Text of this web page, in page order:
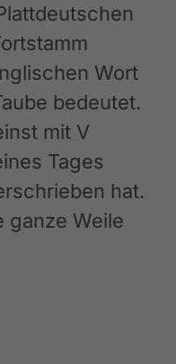
Wort
bedeutet.
mit V
Tages
hat.
ganze Weile